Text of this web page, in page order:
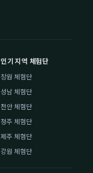
인기 지역 체험단
창원 체험단
성남 체험단
천안 체험단
청주 체험단
제주 체험단
강원 체험단